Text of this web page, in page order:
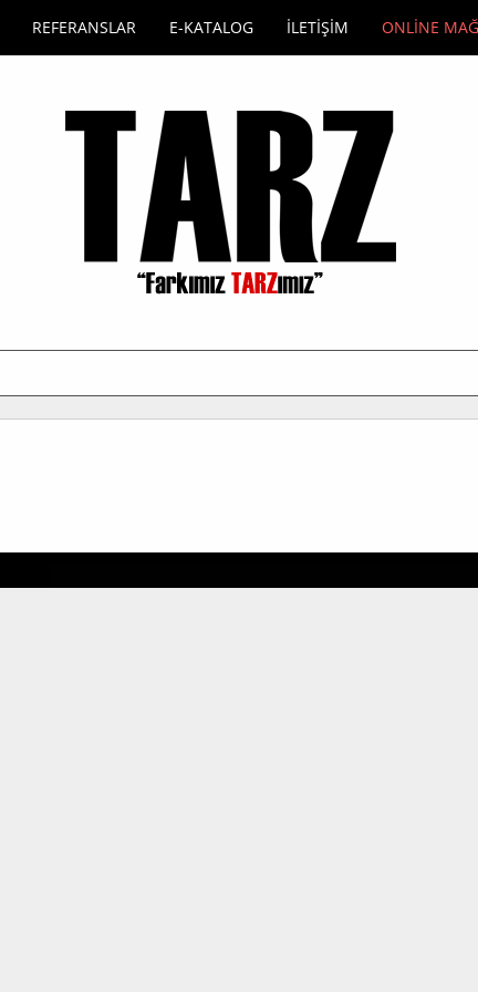
REFERANSLAR E-KATALOG İLETİŞİM ONLİNE